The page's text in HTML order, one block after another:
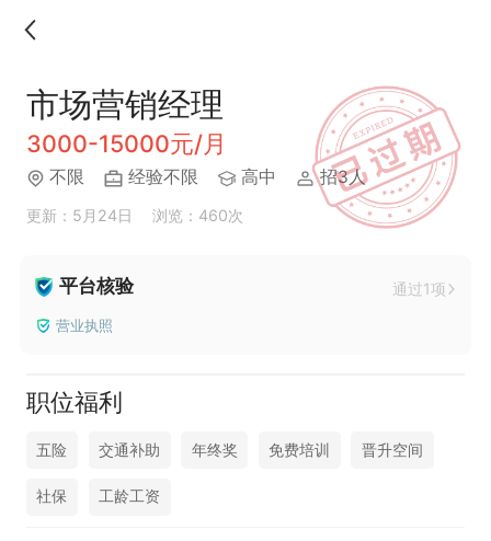
市场营销经理
3000-15000元/月
不限 经验不限 高中 招3人
更新：5月24日 浏览：460次
平台核验 通过1项
营业执照
职位福利
五险 交通补助 年终奖 免费培训 晋升空间
社保 工龄工资